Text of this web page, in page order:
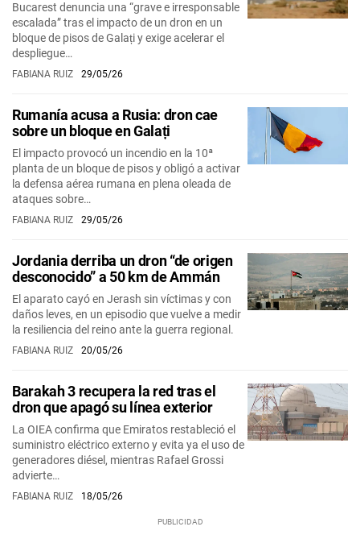
Bucarest denuncia una “grave e irresponsable
escalada” tras el impacto de un dron en un
bloque de pisos de Galați y exige acelerar el
despliegue…
FABIANA RUIZ 29/05/26
Rumanía acusa a Rusia: dron cae
sobre un bloque en Galați
El impacto provocó un incendio en la 10ª
planta de un bloque de pisos y obligó a activar
la defensa aérea rumana en plena oleada de
ataques sobre…
FABIANA RUIZ 29/05/26
Jordania derriba un dron “de origen
desconocido” a 50 km de Ammán
El aparato cayó en Jerash sin víctimas y con
daños leves, en un episodio que vuelve a medir
la resiliencia del reino ante la guerra regional.
FABIANA RUIZ 20/05/26
Barakah 3 recupera la red tras el
dron que apagó su línea exterior
La OIEA confirma que Emiratos restableció el
suministro eléctrico externo y evita ya el uso de
generadores diésel, mientras Rafael Grossi
advierte…
FABIANA RUIZ 18/05/26